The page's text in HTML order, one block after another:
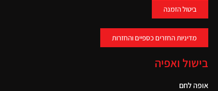
ביטול הזמנה
מדיניות החזרים כספיים והחזרות
בישול ואפיה
אופה לחם